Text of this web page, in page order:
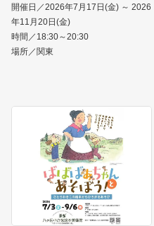
開催日／2026年7月17日(金) ～ 2026
年11月20日(金)
時間／18:30～20:30
場所／関東